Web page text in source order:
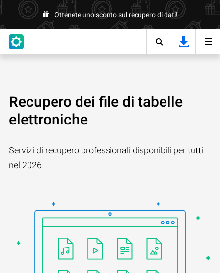
Ottenete uno sconto sul recupero di dati!
Recupero dei file di tabelle
elettroniche
Servizi di recupero professionali disponibili per tutti
nel 2026